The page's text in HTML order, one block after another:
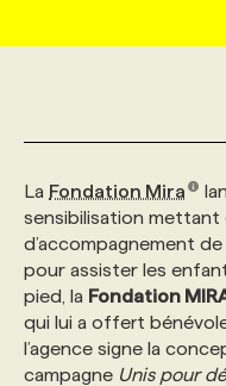
AFFAIRES DE
INITIATIVES
PRIX ET
TENDANCES
WEB &
MARKETING
GEO/SEO
INFOLETTRE
ANNONCEZ
CONSULTER
PROFIL
FAQ
ANNONCEZ
VOIR LES
PROFIL
FAQ
ANNONCEZ
NOS
NOS
FORMATIONS
NOS
CHASSE DE TÊTE
SERVICE DE
NOS TARIFS
NOS EXPERTISES
La Fondation Mira
sensibilisation mettant
d’accompagnement
pour assister les
pied, la Fondation
qui lui a offert
l’agence signe la
campagne Unis pour